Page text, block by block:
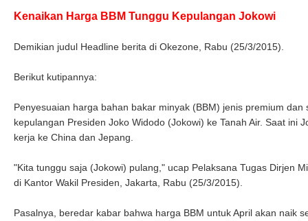
Kenaikan Harga BBM Tunggu Kepulangan Jokowi
Demikian judul Headline berita di Okezone, Rabu (25/3/2015).
Berikut kutipannya:
Penyesuaian harga bahan bakar minyak (BBM) jenis premium
kepulangan Presiden Joko Widodo (Jokowi) ke Tanah Air. Saat ini
kerja ke China dan Jepang.
"Kita tunggu saja (Jokowi) pulang," ucap Pelaksana Tugas Dirjen
di Kantor Wakil Presiden, Jakarta, Rabu (25/3/2015).
Pasalnya, beredar kabar bahwa harga BBM untuk April akan naik